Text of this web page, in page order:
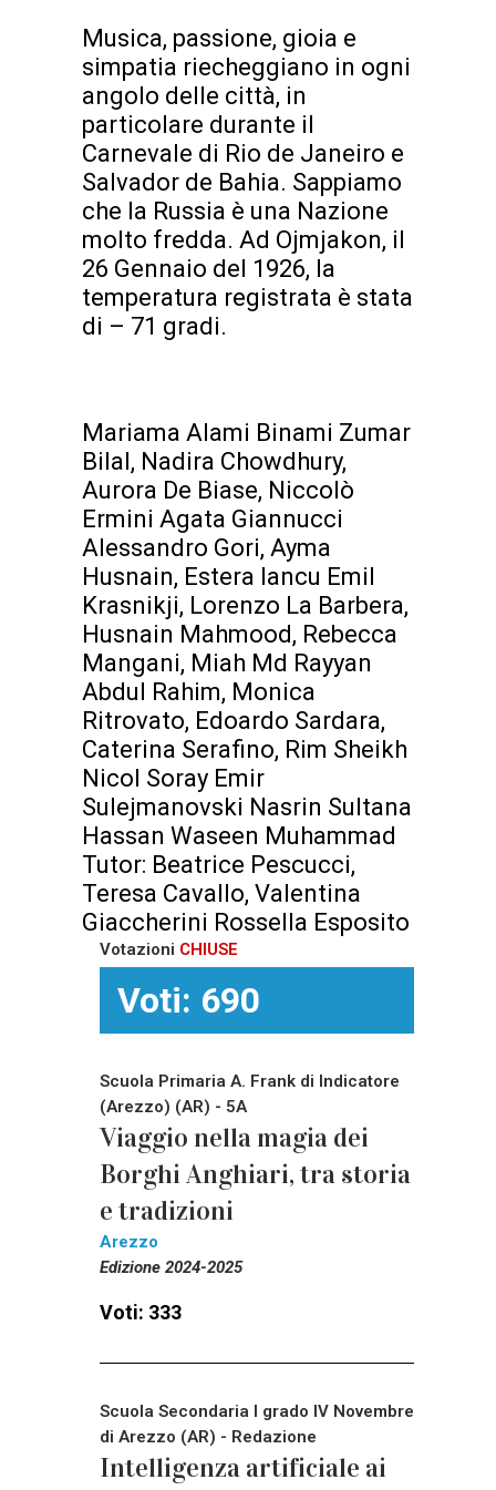
Musica, passione, gioia e
simpatia riecheggiano in ogni
angolo delle città, in
particolare durante il
Carnevale di Rio de Janeiro e
Salvador de Bahia. Sappiamo
che la Russia è una Nazione
molto fredda. Ad Ojmjakon, il
26 Gennaio del 1926, la
temperatura registrata è stata
di – 71 gradi.
Mariama Alami Binami Zumar
Bilal, Nadira Chowdhury,
Aurora De Biase, Niccolò
Ermini Agata Giannucci
Alessandro Gori, Ayma
Husnain, Estera Iancu Emil
Krasnikji, Lorenzo La Barbera,
Husnain Mahmood, Rebecca
Mangani, Miah Md Rayyan
Abdul Rahim, Monica
Ritrovato, Edoardo Sardara,
Caterina Serafino, Rim Sheikh
Nicol Soray Emir
Sulejmanovski Nasrin Sultana
Hassan Waseen Muhammad
Tutor: Beatrice Pescucci,
Teresa Cavallo, Valentina
Giaccherini Rossella Esposito
Votazioni CHIUSE
Voti: 690
Scuola Primaria A. Frank di Indicatore
(Arezzo) (AR) - 5A
Viaggio nella magia dei
Borghi Anghiari, tra storia
e tradizioni
Arezzo
Edizione 2024-2025
Voti: 333
Scuola Secondaria I grado IV Novembre
di Arezzo (AR) - Redazione
Intelligenza artificiale ai